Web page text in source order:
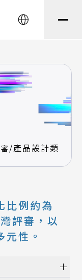
English
/產品設計類
比例約為
評審，以
性。